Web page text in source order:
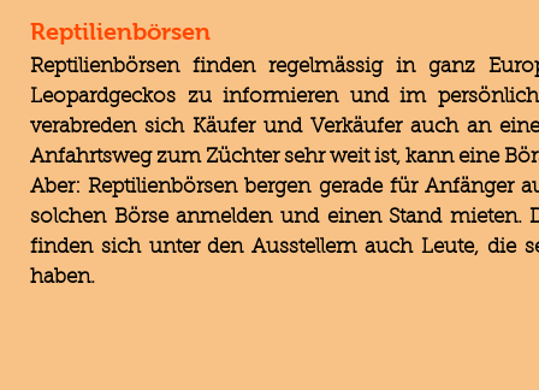
Reptilienbörsen
Reptilienbörsen finden regelmässig in ganz
Leopardgeckos zu informieren und im
verabreden sich Käufer und Verkäufer auch an
Anfahrtsweg zum Züchter sehr weit ist, kann eine
Aber: Reptilienbörsen bergen gerade für Anfänger
solchen Börse anmelden und einen Stand
finden sich unter den Ausstellern auch Leute, die
haben.